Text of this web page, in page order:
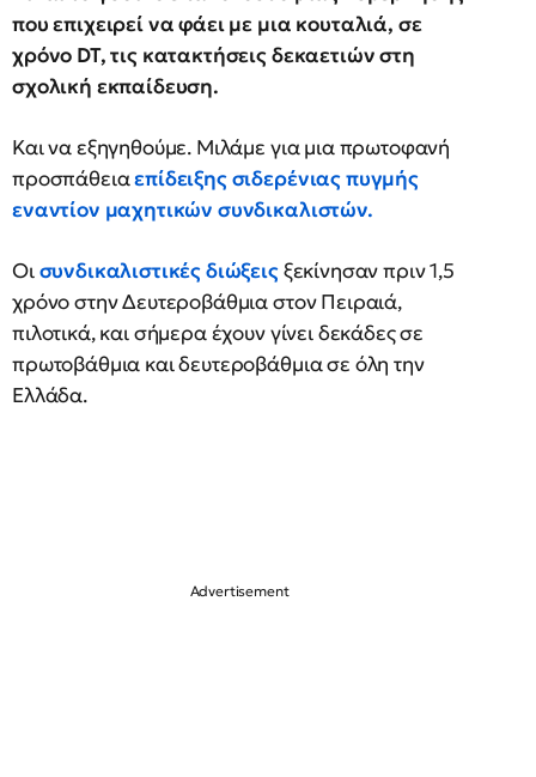
που επιχειρεί να φάει με μια κουταλιά, σε
χρόνο DT, τις κατακτήσεις δεκαετιών στη
σχολική εκπαίδευση.
Και να εξηγηθούμε. Μιλάμε για μια πρωτοφανή
προσπάθειαεπίδειξης σιδερένιας πυγμής
εναντίον μαχητικών συνδικαλιστών.
Οισυνδικαλιστικές διώξειςξεκίνησαν πριν 1,5
χρόνο στην Δευτεροβάθμια στον Πειραιά,
πιλοτικά, και σήμερα έχουν γίνει δεκάδες σε
πρωτοβάθμια και δευτεροβάθμια σε όλη την
Ελλάδα.